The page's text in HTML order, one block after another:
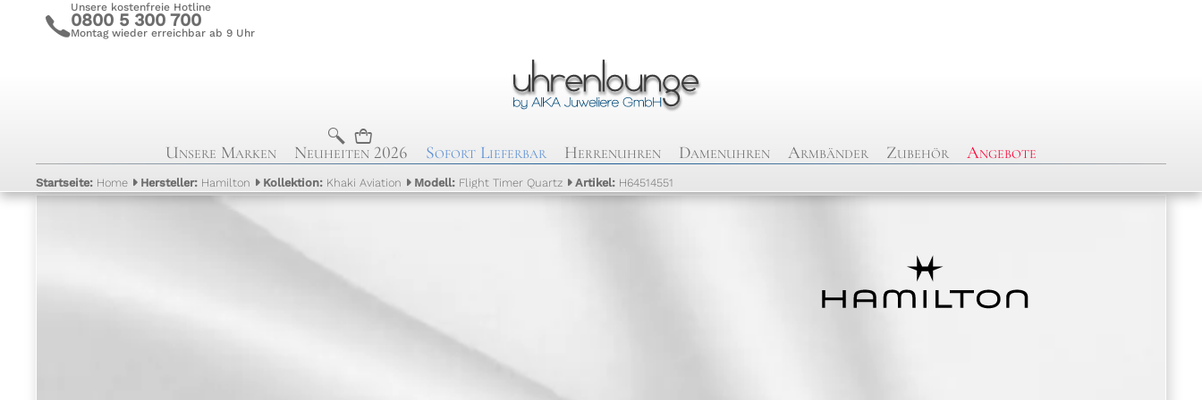
c
Unsere kostenfreie Hotline
0800 5 300 700
Montag wieder erreichbar ab 9 Uhr
b n
Unsere Marken Neuheiten 2026 Sofort Lieferbar Herrenuhren Damenuhren Armbänder Zubehör Angebote
Startseite: Home Hersteller: Hamilton Kollektion: Khaki Aviation Modell: Flight Timer Quartz Artikel: H64514551